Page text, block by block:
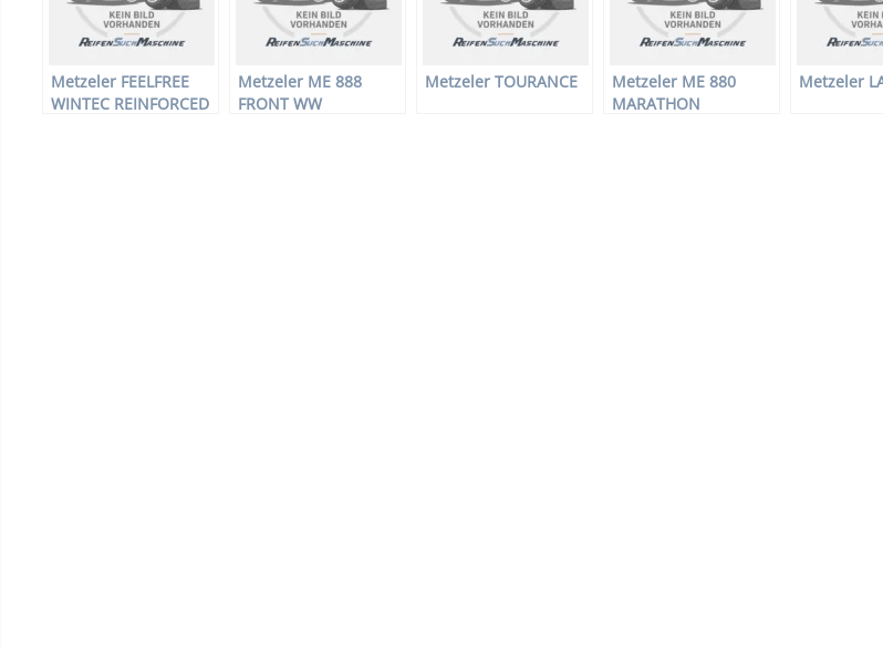
Metzeler FEELFREE
WINTEC REINFORCED
Metzeler ME 888
FRONT WW
Metzeler TOURANCE
Metzeler ME 880
MARATHON
Metzeler